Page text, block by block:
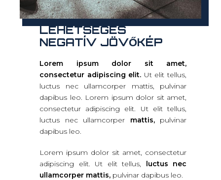
LEHETSÉGES
NEGATÍV JÖVŐKÉP
Lorem ipsum dolor sit amet,
consectetur adipiscing elit. Ut elit tellus,
luctus nec ullamcorper mattis, pulvinar
dapibus leo. Lorem ipsum dolor sit amet,
consectetur adipiscing elit. Ut elit tellus,
luctus nec ullamcorper mattis,pulvinar
dapibus leo.
Lorem ipsum dolor sit amet, consectetur
adipiscing elit. Ut elit tellus, luctus nec
ullamcorper mattis, pulvinar dapibus leo.